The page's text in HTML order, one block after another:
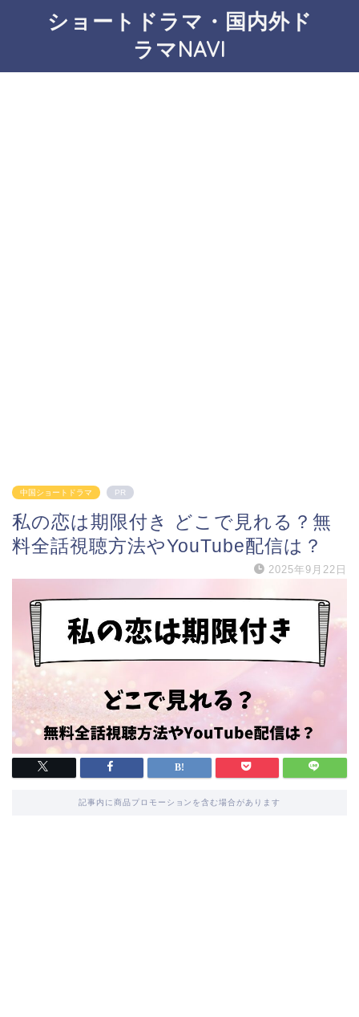
ショートドラマ・国内外ド
ラマNAVI
中国ショートドラマ PR
私の恋は期限付き どこで見れる？無
料全話視聴方法やYouTube配信は？
2025年9月22日
記事内に商品プロモーションを含む場合があります